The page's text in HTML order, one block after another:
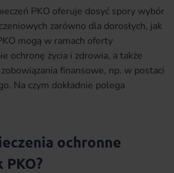
PKO oferuje dosyć spory wybór
zarówno dla dorosłych, jak
mogą w ramach oferty
ochronę życia i zdrowia, a także
finansowe, np. w postaci
Na czym dokładnie polega
ochronne